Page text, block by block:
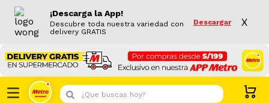
¡Descarga la App!
Descubre toda nuestra variedad con
delivery GRATIS
Descargar X
¿Que buscas hoy?